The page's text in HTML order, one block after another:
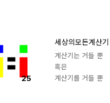
25
세상의모든계산기
계산기는 거들 뿐
혹은
계산기를 거들 뿐